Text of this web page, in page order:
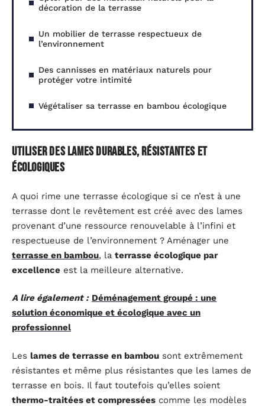
décoration de la terrasse
Un mobilier de terrasse respectueux de
l’environnement
Des cannisses en matériaux naturels pour
protéger votre intimité
Végétaliser sa terrasse en bambou écologique
Utiliser des lames durables, résistantes et
écologiques
A quoi rime une terrasse écologique si ce n’est à une
terrasse dont le revêtement est créé avec des lames
provenant d’une ressource renouvelable à l’infini et
respectueuse de l’environnement ? Aménager une
terrasse en bambou, la terrasse écologique par
excellence est la meilleure alternative.
A lire également : Déménagement groupé : une
solution économique et écologique avec un
professionnel
Les lames de terrasse en bambou sont extrêmement
résistantes et même plus résistantes que les lames de
terrasse en bois. Il faut toutefois qu’elles soient
thermo-traitées et compressées comme les modèles